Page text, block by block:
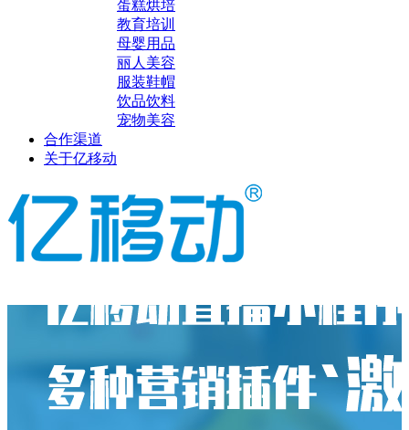
蛋糕烘培
教育培训
母婴用品
丽人美容
服装鞋帽
饮品饮料
宠物美容
合作渠道
关于亿移动